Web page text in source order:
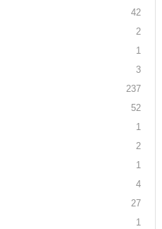
42
2
1
3
237
52
1
2
1
4
27
1